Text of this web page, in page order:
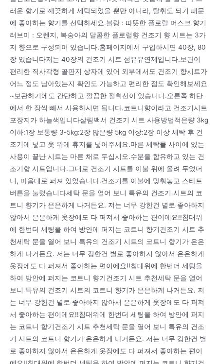
러운 향기로 깨끗하게 세탁되었을 뿐만 아니라, 탈취도 되기 때문
에 좋아하는 향기를 선택하세요.블랑 : 따뜻한 플로랄 머스크 향기
러브미 : 오렌지, 복숭아의 달콤한 플로럴향 건조기 향 시트는 3가
지 향으로 구성되어 있습니다.홈페이지에서 구입하시면 40장, 80
장 있습니다저는 40장의 건조기 시트 섬유유연제입니다.보관이
편리한 직사각형 골판지 상자에 있어 외부에서도 건조기 향시트가
어느 정도 남아있는지 확인도 가능하고 편리한 점도 확인해보세요
~보관하기에도 간단하고 깔끔한 절취선이 있습니다.오른쪽 하단
에서 한 장씩 빼서 사용하시면 됩니다.코트니향이라고 건조기시트
포장지가 하늘색입니다살림백서 건조기 시트 사용방법적은량 3kg
이하:1장 보통량 3-5kg:2장 많은량 5kg 이상:2장 이상 세탁 후 건
조기에 넣고 옷 위에 휴지를 넣어주세요.마른 세탁물 사이에 있는
사용이 끝난 시트는 마른 채로 두십시오.수분을 함유하고 있는 건
조기향 시트입니다.그대로 건조기 시트를 이불 위에 올려 두었더
니, 마음대로 퍼져 있었습니다.건조기를 이불에 맞춰놓고 스타트
버튼을 눌렀습니다세탁 문을 열어 보니 특유의 건조기 시트의 코
트니 향기가 은은하게 나거든요. 저는 너무 강한건 별로 좋아하지
않아서 은은하게 옷장에도 다 퍼져서 좋아하는 편이에요!!침대위
에 한번더 세팅을 하여 방안에 퍼지는 코트니 향기건조기 시트 추
천세탁 문을 열어 보니 특유의 건조기 시트의 코트니 향기가 은은
하게 나거든요. 저는 너무 강한건 별로 좋아하지 않아서 은은하게
옷장에도 다 퍼져서 좋아하는 편이에요!!침대위에 한번더 세팅을
하여 방안에 퍼지는 코트니 향기건조기 시트 추천세탁 문을 열어
보니 특유의 건조기 시트의 코트니 향기가 은은하게 나거든요. 저
는 너무 강한건 별로 좋아하지 않아서 은은하게 옷장에도 다 퍼져
서 좋아하는 편이에요!!침대위에 한번더 세팅을 하여 방안에 퍼지
는 코트니 향기건조기 시트 추천세탁 문을 열어 보니 특유의 건조
기 시트의 코트니 향기가 은은하게 나거든요. 저는 너무 강한건 별
로 좋아하지 않아서 은은하게 옷장에도 다 퍼져서 좋아하는 편이